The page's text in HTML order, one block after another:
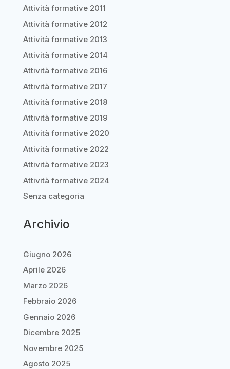
Attività formative 2011
Attività formative 2012
Attività formative 2013
Attività formative 2014
Attività formative 2016
Attività formative 2017
Attività formative 2018
Attività formative 2019
Attività formative 2020
Attività formative 2022
Attività formative 2023
Attività formative 2024
Senza categoria
Archivio
Giugno 2026
Aprile 2026
Marzo 2026
Febbraio 2026
Gennaio 2026
Dicembre 2025
Novembre 2025
Agosto 2025